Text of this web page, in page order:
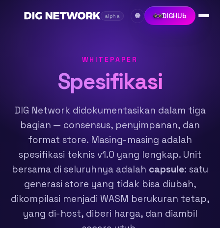
alpha 🌐 DIGHUb
WHITEPAPER
Spesifikasi
DIG Network didokumentasikan dalam tiga
bagian — consensus, penyimpanan, dan
format store. Masing-masing adalah
spesifikasi teknis v1.0 yang lengkap. Unit
bersama di seluruhnya adalah capsule: satu
generasi store yang tidak bisa diubah,
dikompilasi menjadi WASM berukuran tetap,
yang di-host, diberi harga, dan diambil